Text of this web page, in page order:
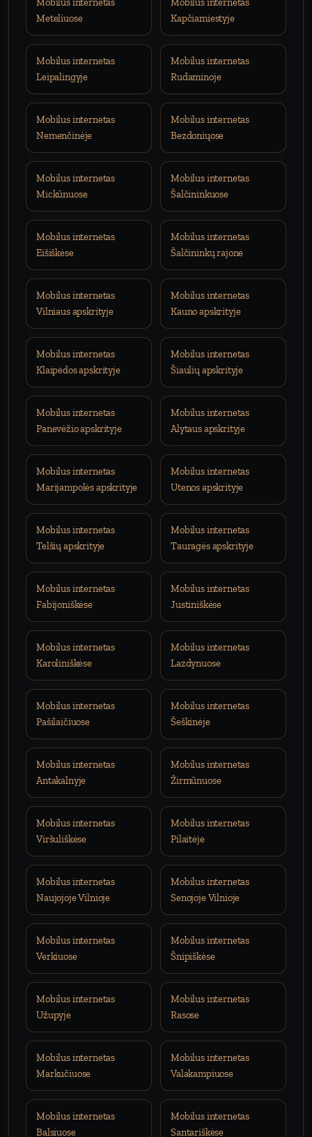
Meteliuose
Kapčiamiestyje
Mobilus internetas
Leipalingyje
Mobilus internetas
Rudaminoje
Mobilus internetas
Nemenčinėje
Mobilus internetas
Bezdoniųose
Mobilus internetas
Mickūnuose
Mobilus internetas
Šalčininkuose
Mobilus internetas
Eišiškėse
Mobilus internetas
Šalčininkų rajone
Mobilus internetas
Vilniaus apskrityje
Mobilus internetas
Kauno apskrityje
Mobilus internetas
Klaipėdos apskrityje
Mobilus internetas
Šiaulių apskrityje
Mobilus internetas
Panevėžio apskrityje
Mobilus internetas
Alytaus apskrityje
Mobilus internetas
Marijampolės apskrityje
Mobilus internetas
Utenos apskrityje
Mobilus internetas
Telšių apskrityje
Mobilus internetas
Tauragės apskrityje
Mobilus internetas
Fabijoniškėse
Mobilus internetas
Justiniškėse
Mobilus internetas
Karoliniškėse
Mobilus internetas
Lazdynuose
Mobilus internetas
Pašilaičiuose
Mobilus internetas
Šeškinėje
Mobilus internetas
Antakalnyje
Mobilus internetas
Žirmūnuose
Mobilus internetas
Viršuliškėse
Mobilus internetas
Pilaitėje
Mobilus internetas
Naujojoje Vilnioje
Mobilus internetas
Senojoje Vilnioje
Mobilus internetas
Verkiuose
Mobilus internetas
Šnipiškėse
Mobilus internetas
Užupyje
Mobilus internetas
Rasose
Mobilus internetas
Markučiuose
Mobilus internetas
Valakampiuose
Mobilus internetas
Balsiuose
Mobilus internetas
Santariškėse